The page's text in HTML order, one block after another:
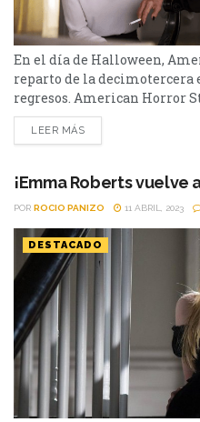
En el día de Halloween,
reparto de la decimotercera
regresos. American Horror
AHS) es una serie de
antología y horror creada
autónoma, siguiendo un
LEER MÁS
¡Emma Roberts vuelve
POR ROCIO PANIZO 11 ABRIL, 2023
DESTACADO